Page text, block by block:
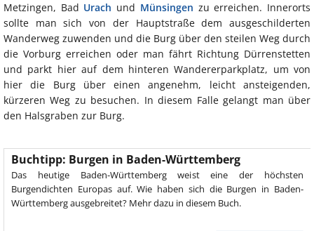
Metzingen, Bad Urach und Münsingen zu erreichen. Innerorts
sollte man sich von der Hauptstraße dem ausgeschilderten
Wanderweg zuwenden und die Burg über den steilen Weg durch
die Vorburg erreichen oder man fährt Richtung Dürrenstetten
und parkt hier auf dem hinteren Wandererparkplatz, um von
hier die Burg über einen angenehm, leicht ansteigenden,
kürzeren Weg zu besuchen. In diesem Falle gelangt man über
den Halsgraben zur Burg.
Buchtipp: Burgen in Baden-Württemberg
Das heutige Baden-Württemberg weist eine der höchsten
Burgendichten Europas auf. Wie haben sich die Burgen in Baden-
Württemberg ausgebreitet? Mehr dazu in diesem Buch.